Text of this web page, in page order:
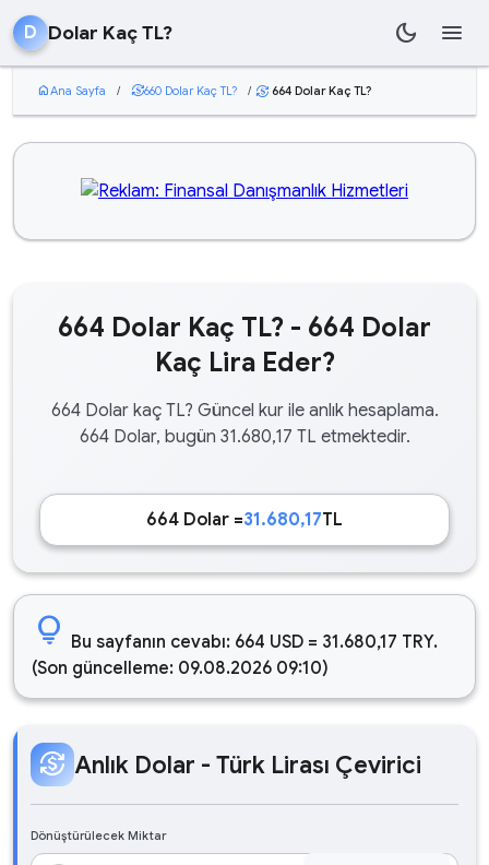
D Dolar Kaç TL? dark_mode menu
homeAna Sayfa / currency_exchange660 Dolar Kaç TL? / currency_exchange 664 Dolar Kaç TL?
664 Dolar Kaç TL? - 664 Dolar
Kaç Lira Eder?
664 Dolar kaç TL? Güncel kur ile anlık hesaplama.
664 Dolar, bugün 31.680,17 TL etmektedir.
664 Dolar =31.680,17TL
lightbulb Bu sayfanın cevabı: 664 USD = 31.680,17 TRY.
(Son güncelleme: 09.08.2026 09:10)
currency_exchange Anlık Dolar - Türk Lirası Çevirici
Dönüştürülecek Miktar